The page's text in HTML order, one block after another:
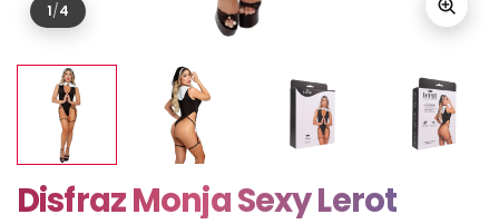
1/4
Disfraz Monja Sexy Lerot